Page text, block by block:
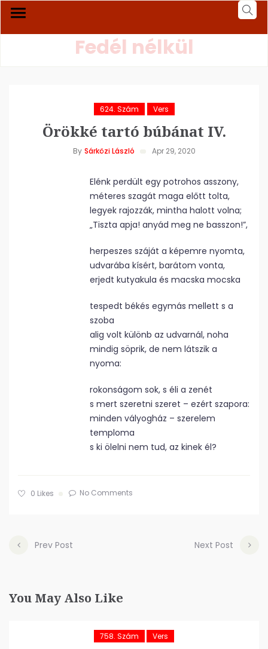
Fedél nélkül
624. Szám Vers
Örökké tartó búbánat IV.
By Sárközi László Apr 29, 2020
Elénk perdült egy potrohos asszony,
méteres szagát maga előtt tolta,
legyek rajozzák, mintha halott volna;
„Tiszta apja! anyád meg ne basszon!”,
herpeszes száját a képemre nyomta,
udvarába kísért, barátom vonta,
erjedt kutyakula és macska mocska
tespedt békés egymás mellett s a
szoba
alig volt különb az udvarnál, noha
mindig söprik, de nem látszik a
nyoma:
rokonságom sok, s éli a zenét
s mert szeretni szeret – ezért szapora:
minden vályogház – szerelem
temploma
s ki ölelni nem tud, az kinek él?
0 Likes No Comments
Prev Post Next Post
You May Also Like
758. Szám Vers